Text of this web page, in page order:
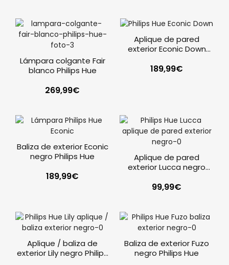
Lámpara colgante Fair
blanco Philips Hue
269,99€
Aplique de pared
exterior Econic Down
189,99€
Baliza de exterior Econic
negro Philips Hue
189,99€
Aplique de pared
exterior Lucca negro
99,99€
Aplique / baliza de
exterior Lily negro Philips
Baliza de exterior Fuzo
negro Philips Hue